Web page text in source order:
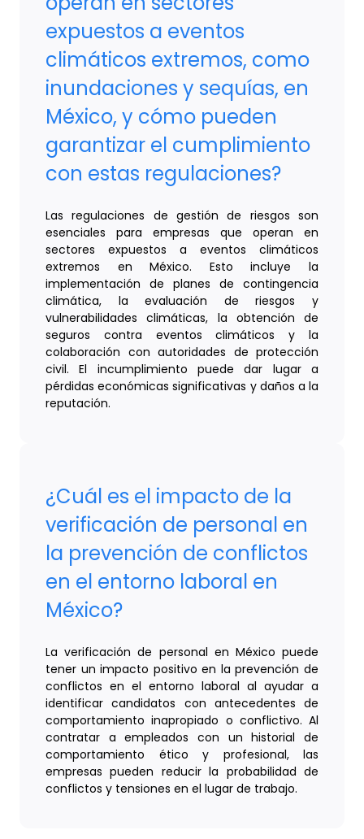
expuestos a eventos
climáticos extremos, como
inundaciones y sequías, en
México, y cómo pueden
garantizar el cumplimiento
con estas regulaciones?
Las regulaciones de gestión de riesgos son
esenciales para empresas que operan en
sectores expuestos a eventos climáticos
extremos en México. Esto incluye la
implementación de planes de contingencia
climática, la evaluación de riesgos y
vulnerabilidades climáticas, la obtención de
seguros contra eventos climáticos y la
colaboración con autoridades de protección
civil. El incumplimiento puede dar lugar a
pérdidas económicas significativas y daños a la
reputación.
¿Cuál es el impacto de la
verificación de personal en
la prevención de conflictos
en el entorno laboral en
México?
La verificación de personal en México puede
tener un impacto positivo en la prevención de
conflictos en el entorno laboral al ayudar a
identificar candidatos con antecedentes de
comportamiento inapropiado o conflictivo. Al
contratar a empleados con un historial de
comportamiento ético y profesional, las
empresas pueden reducir la probabilidad de
conflictos y tensiones en el lugar de trabajo.